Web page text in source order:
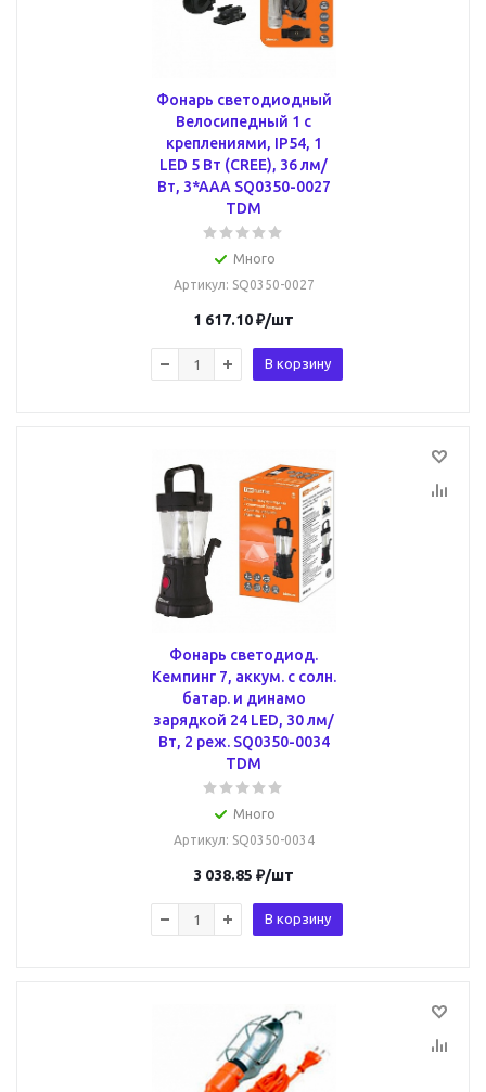
Фонарь светодиодный
Велосипедный 1 с
креплениями, IP54, 1
LED 5 Вт (CREE), 36 лм/
Вт, 3*AAA SQ0350-0027
TDM
Много
Артикул: SQ0350-0027
1 617.10₽/шт
В корзину
Фонарь светодиод.
Кемпинг 7, аккум. c солн.
батар. и динамо
зарядкой 24 LED, 30 лм/
Вт, 2 реж. SQ0350-0034
TDM
Много
Артикул: SQ0350-0034
3 038.85 ₽/шт
В корзину